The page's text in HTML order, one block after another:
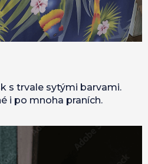
s trvale sytými barvami.
i po mnoha praních.